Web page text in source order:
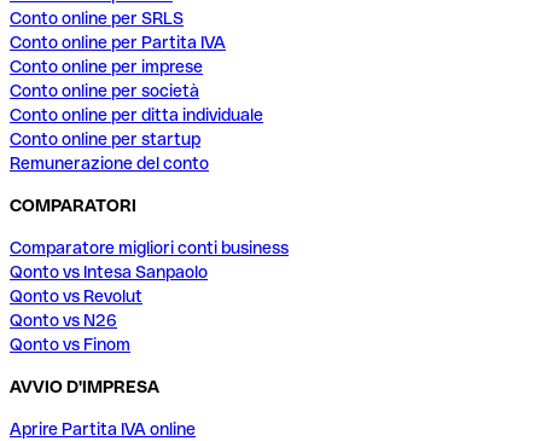
Conto online per SRLS
Conto online per Partita IVA
Conto online per imprese
Conto online per società
Conto online per ditta individuale
Conto online per startup
Remunerazione del conto
COMPARATORI
Comparatore migliori conti business
Qonto vs Intesa Sanpaolo
Qonto vs Revolut
Qonto vs N26
Qonto vs Finom
AVVIO D'IMPRESA
Aprire Partita IVA online